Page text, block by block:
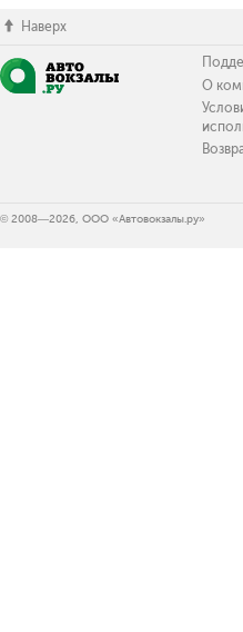
Наверх
О
© 2008—2026, ООО «Автовокзалы.ру»